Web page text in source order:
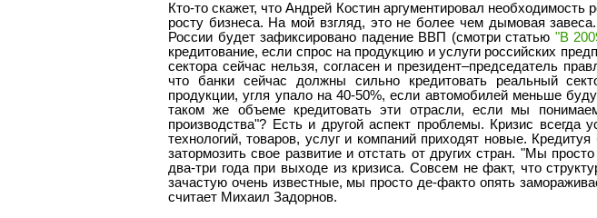
Кто-то скажет, что Андрей Костин аргументировал
росту бизнеса. На мой взгляд, это не более чем дымовая
России будет зафиксировано падение ВВП (смотри статью "В
кредитование, если спрос на продукцию и услуги российских
сектора сейчас нельзя, согласен и президент–председатель
что банки сейчас должны сильно кредитовать реальный
продукции, угля упало на 40-50%, если автомобилей меньше
таком же объеме кредитовать эти отрасли, если мы
производства"? Есть и другой аспект проблемы. Кризис всегда
технологий, товаров, услуг и компаний приходят новые.
затормозить свое развитие и отстать от других стран. "Мы
два-три года при выходе из кризиса. Совсем не факт, что
зачастую очень известные, мы просто де-факто опять
считает Михаил Задорнов.